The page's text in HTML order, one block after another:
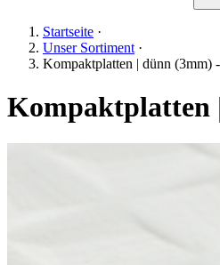
Startseite ·
Unser Sortiment ·
Kompaktplatten | dünn (3mm)
Kompaktplatten